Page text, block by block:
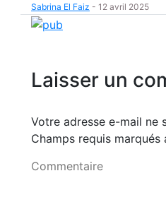
Sabrina El Faiz - 12 avril 2025
Laisser un
Votre adresse e-mail ne
Champs requis marqués
Commentaire